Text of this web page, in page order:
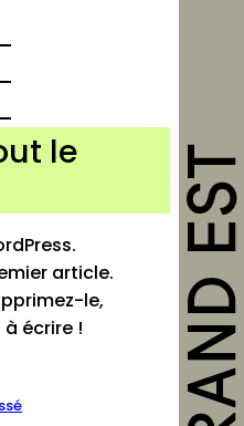
et stage
le
article.
le,
écrire !